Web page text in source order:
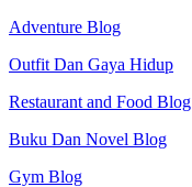
Adventure Blog
Outfit Dan Gaya Hidup
Restaurant and Food Blog
Buku Dan Novel Blog
Gym Blog